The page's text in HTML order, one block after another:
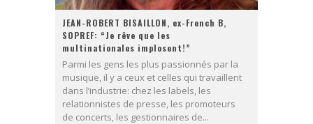
JEAN-ROBERT BISAILLON, ex-French B,
SOPREF: “Je rêve que les
multinationales implosent!”
Parmi les gens les plus passionnés par la
musique, il y a ceux et celles qui travaillent
dans l’industrie: chez les labels, les
relationnistes de presse, les promoteurs
de concerts, les gestionnaires de...